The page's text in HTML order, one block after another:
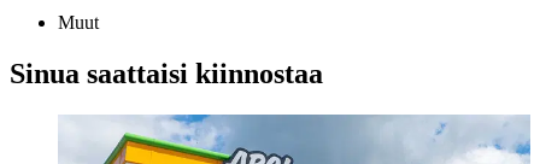
Muut
Sinua saattaisi kiinnostaa